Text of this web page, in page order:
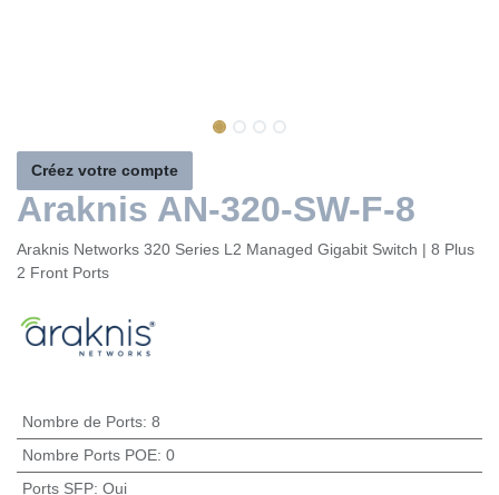
Créez votre compte
Araknis AN-320-SW-F-8
Araknis Networks 320 Series L2 Managed Gigabit Switch | 8
Plus 2 Front Ports
Nombre de Ports:
Nombre Ports POE
Ports SFP :Oui